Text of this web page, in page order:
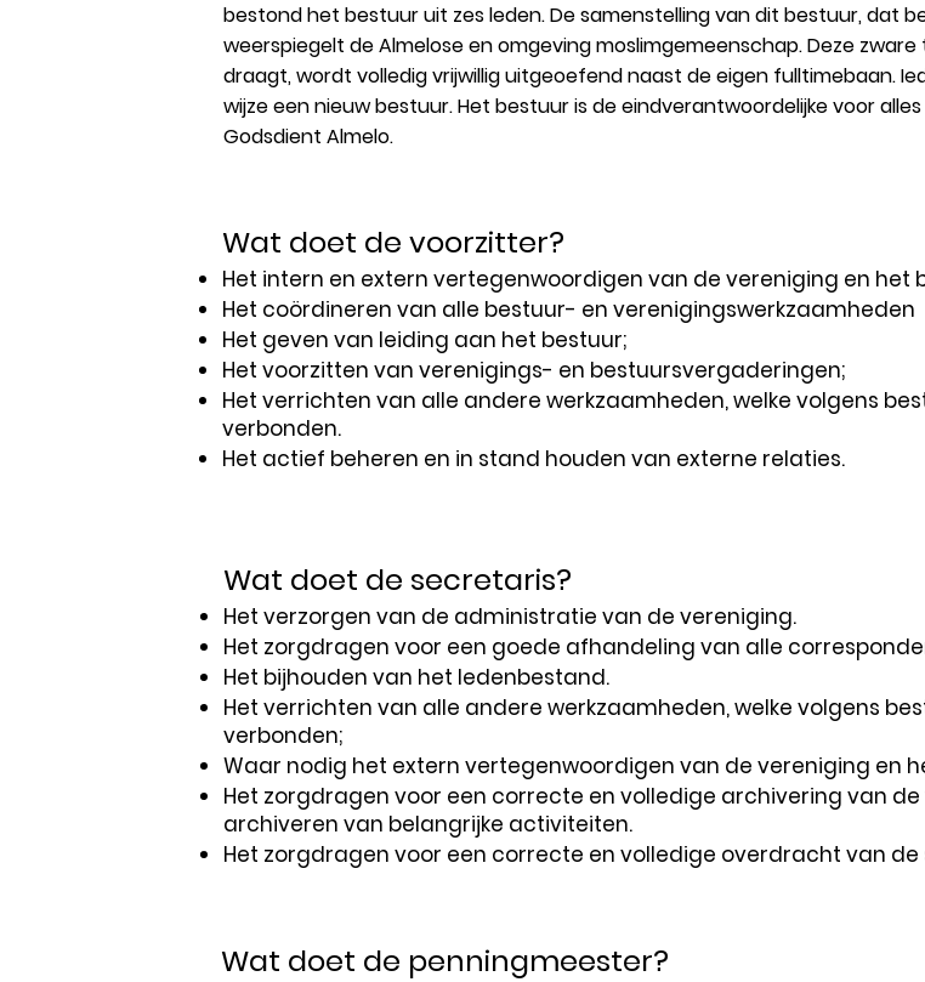
bestond het bestuur uit zes leden. De samenstelling van dit bestuur, dat
weerspiegelt de Almelose en omgeving moslimgemeenschap. Deze
draagt, wordt volledig vrijwillig uitgeoefend naast de eigen fulltimebaan.
wijze een nieuw bestuur. Het bestuur is de eindverantwoordelijke voor
Godsdient Almelo.
Wat doet de voorzitter?
Het intern en extern vertegenwoordigen van de vereniging en het
Het coördineren van alle bestuur- en verenigingswerkzaamheden
Het geven van leiding aan het bestuur;
Het voorzitten van verenigings- en bestuursvergaderingen;
Het verrichten van alle andere werkzaamheden, welke volgens
verbonden.
Het actief beheren en in stand houden van externe relaties.
Wat doet de secretaris?
Het verzorgen van de administratie van de vereniging.
Het zorgdragen voor een goede afhandeling van alle
Het bijhouden van het ledenbestand.
Het verrichten van alle andere werkzaamheden, welke volgens
verbonden;
Waar nodig het extern vertegenwoordigen van de vereniging en
Het zorgdragen voor een correcte en volledige archivering van
archiveren van belangrijke activiteiten.
Het zorgdragen voor een correcte en volledige overdracht van de
Wat doet de penningmeester?